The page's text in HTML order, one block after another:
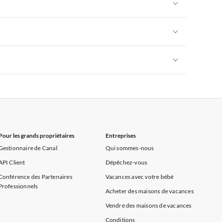
Appartements de Vacances à Provence
Appartements de Vacances à Provence
Appartements de Vacances à Provence
les grands propriétaires
de Canal
Client
des Partenaires
Entreprises
Qui sommes-nous
Dépêchez-vous
Vacances avec votre bébé
Acheter des maisons de vacances
Vendre des maisons de vacances
Conditions